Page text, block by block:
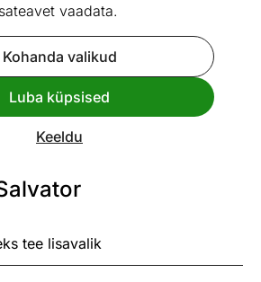
vaadata.
Kohanda valikud
Luba küpsised
Keeldu
Go to slide 8
Vaata sarnaseid
tee lisavalik